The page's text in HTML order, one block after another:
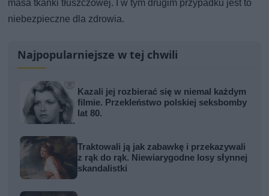
masa tkanki tłuszczowej. I w tym drugim przypadku jest to
niebezpieczne dla zdrowia.
Najpopularniejsze w tej chwili
Kazali jej rozbierać się w niemal każdym
filmie. Przekleństwo polskiej seksbomby
lat 80.
Traktowali ją jak zabawkę i przekazywali
z rąk do rąk. Niewiarygodne losy słynnej
skandalistki